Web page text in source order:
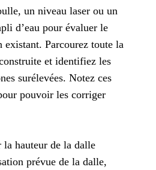
un niveau laser ou un
d’eau pour évaluer le
Parcourez toute la
et identifiez les
surélevées. Notez ces
pouvoir les corriger
hauteur de la dalle
prévue de la dalle,